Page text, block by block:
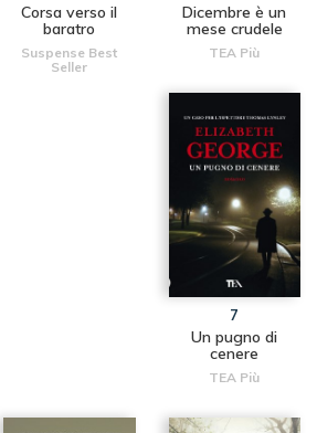
Corsa verso il
baratro
Suspense Best
Seller
Dicembre è un
mese crudele
TEA Più
7
Un pugno di
cenere
TEA Più